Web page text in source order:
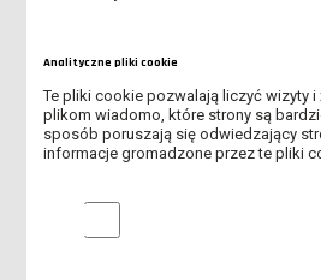
elektronicznej,
dokument poświadczający
wymieniony w przepisach
ust. 5f ustawy PSWiN,
tożsamość (wymagany jest w
będzie przechowywany w aktach
Analityczne pliki cookie
Te pliki cookie pozwalają liczyć wizyty i
plikom wiadomo, które strony są
sposób poruszają się odwiedzający
informacje gromadzone przez te pliki
Analityczne pliki cookie